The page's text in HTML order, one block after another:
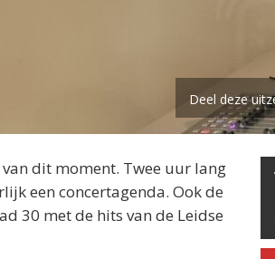
Deel deze
dit moment. Twee uur lang
een concertagenda. Ook de
30 met de hits van de Leidse